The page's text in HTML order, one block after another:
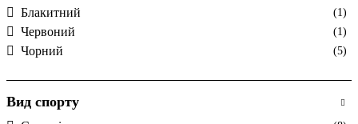
Блакитний (1)
Червоний (1)
Чорний (5)
Вид спорту